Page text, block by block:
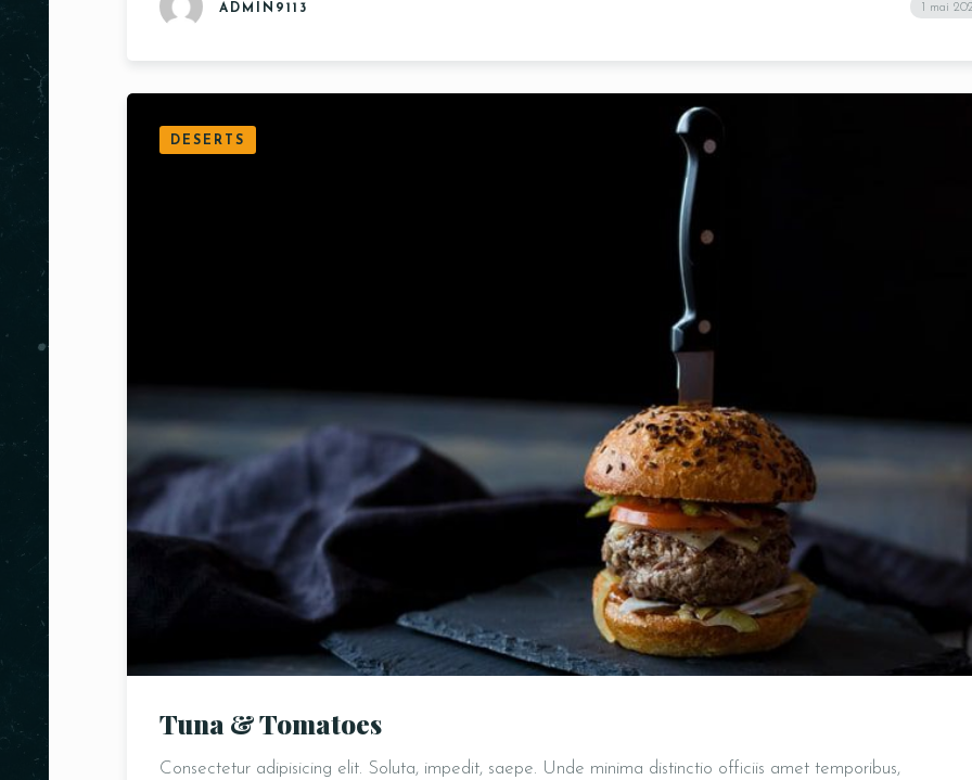
ADMIN9113 1 mai
DESERTS
Tuna & Tomatoes
Consectetur adipisicing elit. Soluta, impedit, saepe. Unde minima distinctio officiis amet temporibus,